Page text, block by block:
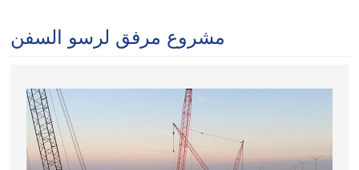
مشروع مرفق لرسو السفن